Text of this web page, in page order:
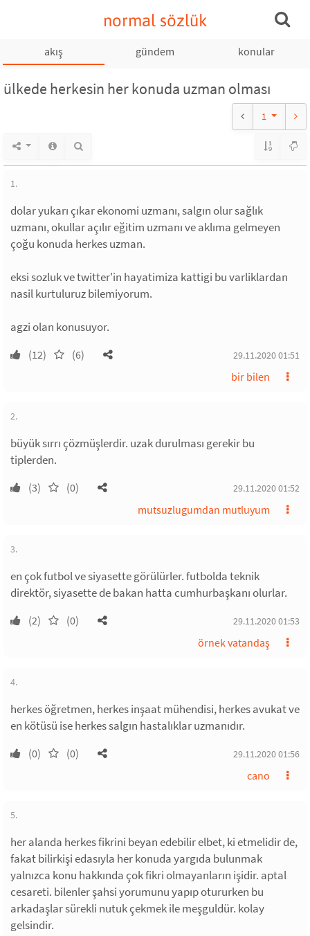
normal sözlük
akış gündem konular
ülkede herkesin her konuda uzman olması
1
1.
dolar yukarı çıkar ekonomi uzmanı, salgın olur sağlık
uzmanı, okullar açılır eğitim uzmanı ve aklıma gelmeyen
çoğu konuda herkes uzman.
eksi sozluk ve twitter'in hayatimiza kattigi bu varliklardan
nasil kurtuluruz bilemiyorum.
agzi olan konusuyor.
(12) (6) 29.11.2020 01:51
bir bilen
2.
büyük sırrı çözmüşlerdir. uzak durulması gerekir bu
tiplerden.
(3) (0) 29.11.2020 01:52
mutsuzlugumdan mutluyum
3.
en çok futbol ve siyasette görülürler. futbolda teknik
direktör, siyasette de bakan hatta cumhurbaşkanı olurlar.
(2) (0) 29.11.2020 01:53
örnek vatandaş
4.
herkes öğretmen, herkes inşaat mühendisi, herkes avukat ve
en kötüsü ise herkes salgın hastalıklar uzmanıdır.
(0) (0) 29.11.2020 01:56
cano
5.
her alanda herkes fikrini beyan edebilir elbet, ki etmelidir de,
fakat bilirkişi edasıyla her konuda yargıda bulunmak
yalnızca konu hakkında çok fikri olmayanların işidir. aptal
cesareti. bilenler şahsi yorumunu yapıp otururken bu
arkadaşlar sürekli nutuk çekmek ile meşguldür. kolay
gelsindir.